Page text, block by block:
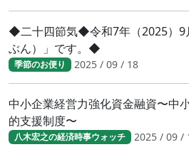
◆二十四節気◆令和7年（2025）9
ぶん）」です。◆
季節のお便り 2025 / 09 / 18
中小企業経営力強化資金融資〜中
的支援制度〜
八木宏之の経済時事ウォッチ 2025 / 09 /